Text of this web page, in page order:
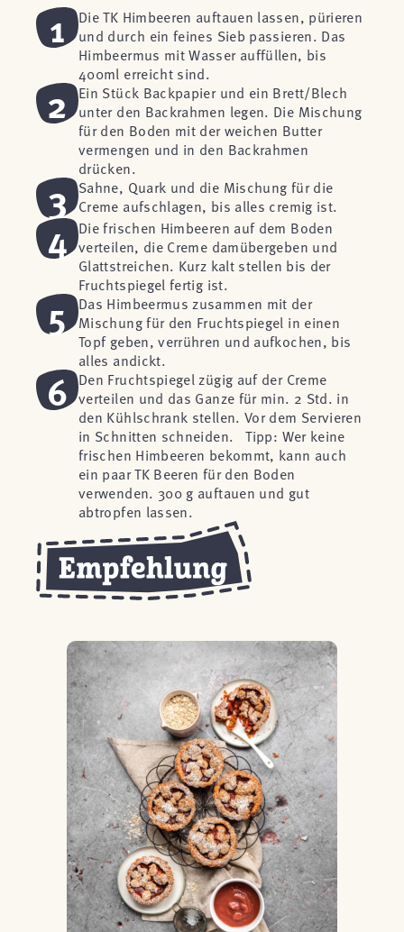
1
Die TK Himbeeren auftauen lassen, pürieren
und durch ein feines Sieb passieren. Das
Himbeermus mit Wasser auffüllen, bis
400ml erreicht sind.
2
Ein Stück Backpapier und ein Brett/Blech
unter den Backrahmen legen. Die Mischung
für den Boden mit der weichen Butter
vermengen und in den Backrahmen
drücken.
3
Sahne, Quark und die Mischung für die
Creme aufschlagen, bis alles cremig ist.
4
Die frischen Himbeeren auf dem Boden
verteilen, die Creme damübergeben und
Glattstreichen. Kurz kalt stellen bis der
Fruchtspiegel fertig ist.
5
Das Himbeermus zusammen mit der
Mischung für den Fruchtspiegel in einen
Topf geben, verrühren und aufkochen, bis
alles andickt.
6
Den Fruchtspiegel zügig auf der Creme
verteilen und das Ganze für min. 2 Std. in
den Kühlschrank stellen. Vor dem Servieren
in Schnitten schneiden. Tipp: Wer keine
frischen Himbeeren bekommt, kann auch
ein paar TK Beeren für den Boden
verwenden. 300 g auftauen und gut
abtropfen lassen.